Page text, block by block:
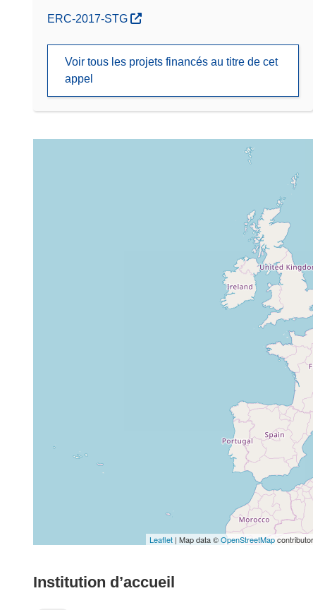
(s’ouvre dans une nouvelle fenêtre)
ERC-2017-STG
Voir tous les projets financés au titre de cet
appel
Leaflet | Map data ©OpenStreetMap
Institution d’accueil